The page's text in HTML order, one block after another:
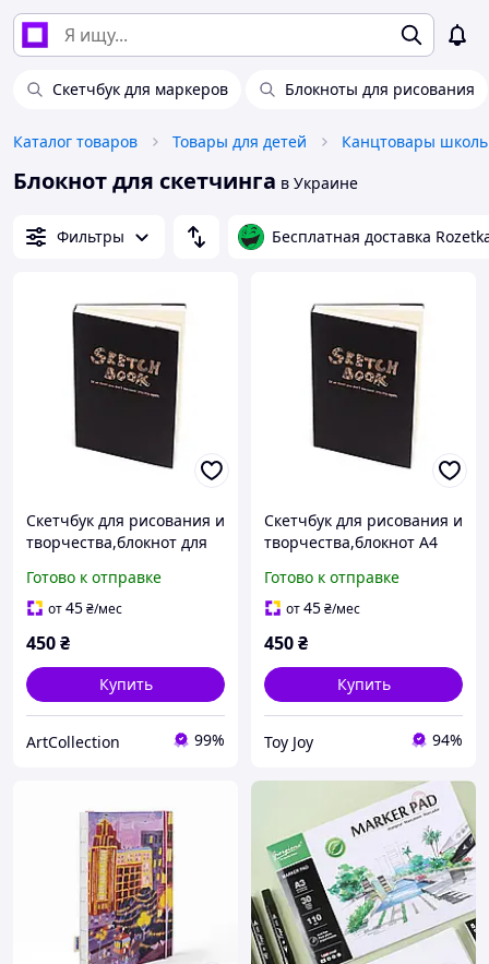
Скетчбук для маркеров Блокноты для рисования
Каталог товаров Товары для детей Канцтовары
Блокнот для скетчинга в Украине
Фильтры Бесплатная доставка
Скетчбук для рисования и
творчества,блокнот для
переплете формат
А4,210×290 мм, 120
Готово к отправке
от45₴/мес
450₴
Купить
ArtСollection 99%
Скетчбук для рисования и
творчества,блокнот А4
переплете,210×290 мм,
120 листов 100 гр/м2
Готово к отправке
от45₴/мес
450₴
Купить
Toy Joy 94%